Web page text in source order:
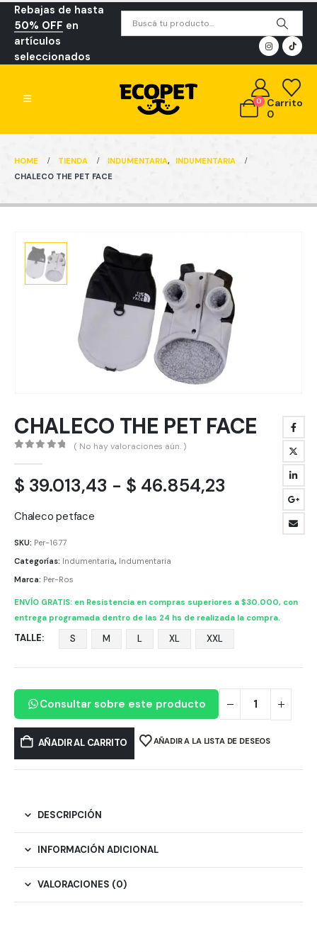
Rebajas de hasta
50% OFF en
artículos
seleccionados
0
Carrito
0
HOME TIENDA INDUMENTARIA,
INDUMENTARIA
CHALECO THE PET FACE
CHALECO THE PET FACE
( No hay valoraciones aún. )
$ 39.013,43 - $ 46.854,23
precios:
Chaleco petface
SKU: Per-1677
Categorías: Indumentaria, Indumentaria
Marca: Per-Ros
ENVÍO GRATIS: en Resistencia en compras superiores a $30.000, con
entrega programada dentro de las 24 hs de realizada la compra.
TALLE S M L XL XXL
Consultar sobre este producto
AÑADIR AL CARRITO AÑADIR A LA LISTA DE DESEOS
DESCRIPCIÓN
INFORMACIÓN ADICIONAL
VALORACIONES (0)